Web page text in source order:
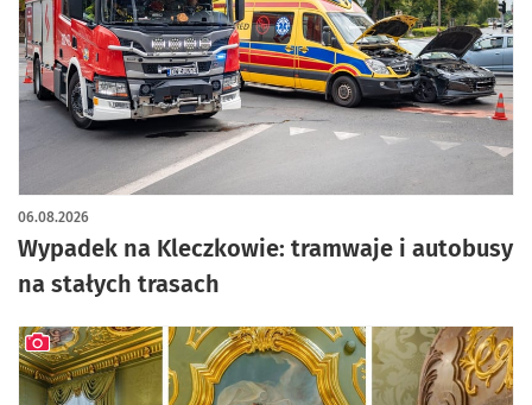
Wypadek na Kleczkowie: tramwaje i autobusy
na stałych trasach
06.08.2026
artykuł z galerią zdjęć